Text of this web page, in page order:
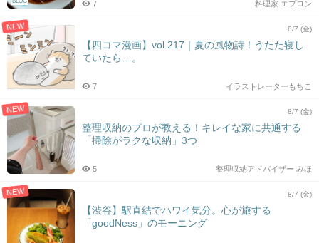
BLOG 料理家 エプロン
7
NEW 8/7 (金)
【四コマ漫画】vol.217｜夏の風物詩！うたた寝し
ていたら…。
イラストレーターもちこ
7
NEW 8/7 (金)
整理収納のプロが教える！キレイな家に共通する
「掃除がラクな収納」3つ
整理収納アドバイザー みほ
5
NEW 8/7 (金)
【渋谷】駅直結でハワイ気分。心が旅する
「goodNess」のモーニング